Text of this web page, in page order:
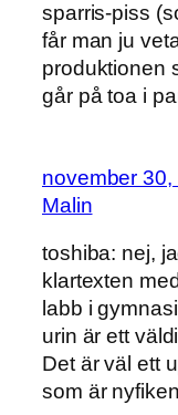
sparris-piss
får man ju
produktionen
går på toa i
november 30,
Malin
toshiba: nej,
klartexten
labb i
urin är ett
Det är väl ett
som är